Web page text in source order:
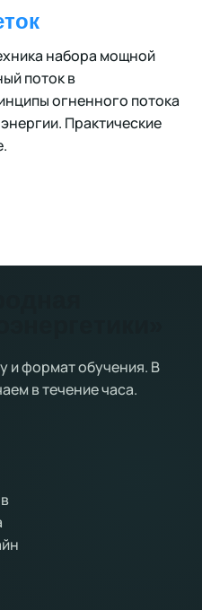
набора мощной
поток в
огненного потока
Практические
и формат обучения. В
в течение часа.